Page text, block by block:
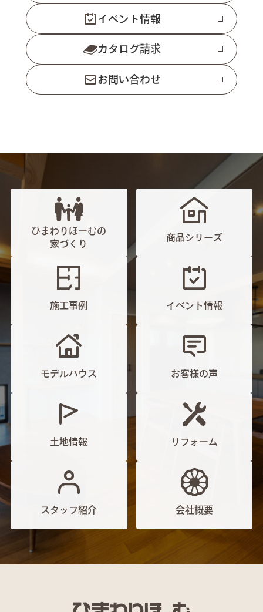
イベント情報
カタログ請求
お問い合わせ
ひまわりほーむの
家づくり
商品シリーズ
施工事例 イベント情報
モデルハウス お客様の声
土地情報 リフォーム
スタッフ紹介 会社概要